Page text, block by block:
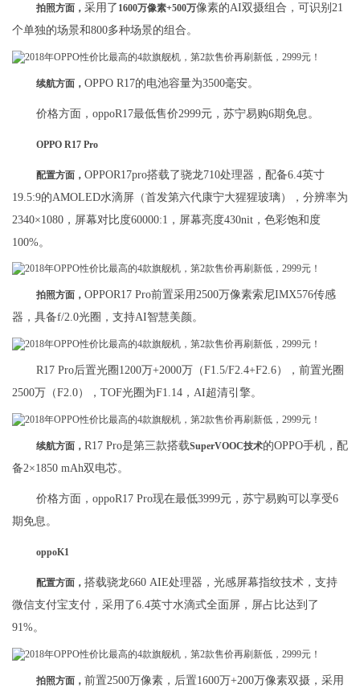
拍照方面， 采用了 1600万像素+500万像素的AI双摄组合，可识别21
个单独的场景和800多种场景的组合。
续航方面， OPPO R17的电池容量为3500毫安。
价格方面，oppoR17最低售价2999元，苏宁易购6期免息。
OPPO R17 Pro
配置方面， OPPOR17pro搭载了骁龙710处理器，配备6.4英寸
19.5:9的AMOLED水滴屏（首发第六代康宁大猩猩玻璃），分辨率为
2340×1080，屏幕对比度60000:1，屏幕亮度430nit，色彩饱和度
100%。
拍照方面， OPPOR17 Pro前置采用2500万像素索尼IMX576传感
器，具备f/2.0光圈，支持AI智慧美颜。
R17 Pro后置光圈1200万+2000万（F1.5/F2.4+F2.6），前置光圈
2500万（F2.0），TOF光圈为F1.14，AI超清引擎。
续航方面， R17 Pro是第三款搭载SuperVOOC技术的OPPO手机，配
备2×1850 mAh双电芯。
价格方面，oppoR17 Pro现在最低3999元，苏宁易购可以享受6
期免息。
oppoK1
配置方面， 搭载骁龙660 AIE处理器，光感屏幕指纹技术，支持
微信支付宝支付，采用了6.4英寸水滴式全面屏，屏占比达到了
91%。
拍照方面， 前置2500万像素，后置1600万+200万像素双摄，采用